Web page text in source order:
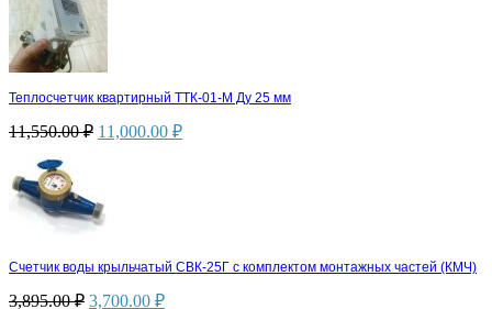
Теплосчетчик квартирный ТТК-01-М Ду 25 мм
11,550.00₽ 11,000.00 ₽
Счетчик воды крыльчатый СВК-25Г с комплектом монтажных частей (КМЧ)
3,895.00₽ 3,700.00 ₽